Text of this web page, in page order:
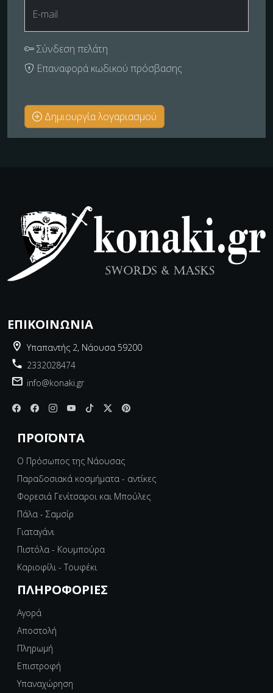
E-mail
Σύνδεση πελάτη
Επαναφορά κωδικού πρόσβασης
Δημιουργία λογαριασμού
ΕΠΙΚΟΙΝΩΝΊΑ
Υπαπαντής 2, Νάουσα 59200
2332028474
info@konaki.gr
ΠΡΟΪΌΝΤΑ
Ο Πρόσωπος της Νάουσας
Παραδοσιακά κοσμήματα - αντίκες
Φορεσιά Γενίτσαροι και Μπούλες
Πάλα - Σαμσίρ
Γιαταγάνι
Πιστόλα - Κουμπούρα
Καριοφίλι - Τουφέκι
ΠΛΗΡΟΦΟΡΊΕΣ
Αγορά
Αποστολή
Πληρωμή
Επιστροφή
Υπαναχώρηση